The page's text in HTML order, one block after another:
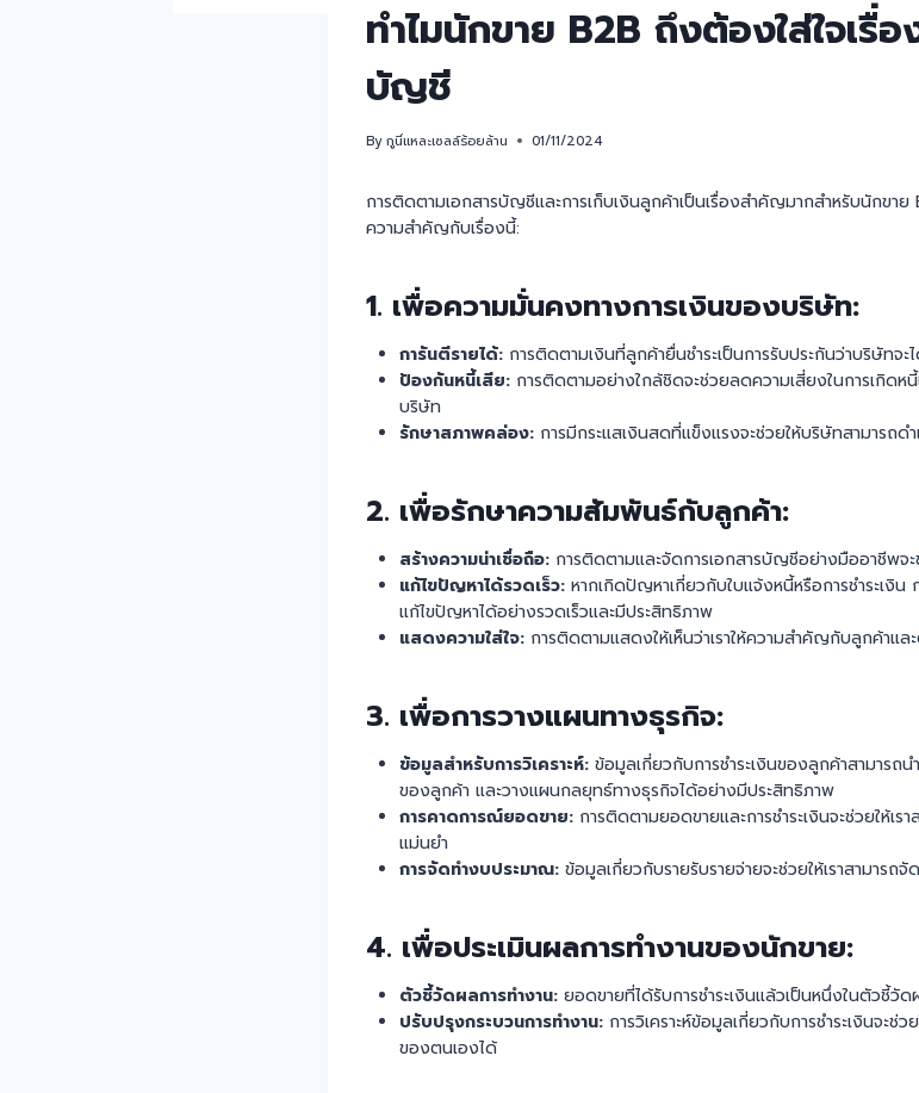
ทำไมนักขาย B2B ถึงต้องใส่ใจเรื่
บัญชี
Byกูนี่แหละเซลล์ร้อยล้าน 01/11/2024
การติดตามเอกสารบัญชีและการเก็บเงินลูกค้าเป็นเรื่องสำคัญมากสำหรับนักข
ความสำคัญกับเรื่องนี้:
1. เพื่อความมั่นคงทางการเงินของบริษัท:
การันตีรายได้: การติดตามเงินที่ลูกค้ายื่นชำระเป็นการรับประกันว่าบริษัทจะ
ป้องกันหนี้เสีย: การติดตามอย่างใกล้ชิดจะช่วยลดความเสี่ยงในการเกิด
บริษัท
รักษาสภาพคล่อง: การมีกระแสเงินสดที่แข็งแรงจะช่วยให้บริษัทสามารถ
2. เพื่อรักษาความสัมพันธ์กับลูกค้า:
สร้างความน่าเชื่อถือ: การติดตามและจัดการเอกสารบัญชีอย่างมืออาชีพจ
แก้ไขปัญหาได้รวดเร็ว: หากเกิดปัญหาเกี่ยวกับใบแจ้งหนี้หรือการชำระเงิน
แก้ไขปัญหาได้อย่างรวดเร็วและมีประสิทธิภาพ
แสดงความใส่ใจ: การติดตามแสดงให้เห็นว่าเราให้ความสำคัญกับลูกค้าแ
3. เพื่อการวางแผนทางธุรกิจ:
ข้อมูลสำหรับการวิเคราะห์: ข้อมูลเกี่ยวกับการชำระเงินของลูกค้าสามารถน
ของลูกค้า และวางแผนกลยุทธ์ทางธุรกิจได้อย่างมีประสิทธิภาพ
การคาดการณ์ยอดขาย: การติดตามยอดขายและการชำระเงินจะช่วยให้เ
แม่นยำ
การจัดทำงบประมาณ: ข้อมูลเกี่ยวกับรายรับรายจ่ายจะช่วยให้เราสามาร
4. เพื่อประเมินผลการทำงานของนักขาย:
ตัวชี้วัดผลการทำงาน: ยอดขายที่ได้รับการชำระเงินแล้วเป็นหนึ่งในตัวชี้
ปรับปรุงกระบวนการทำงาน: การวิเคราะห์ข้อมูลเกี่ยวกับการชำระเงินจะ
ของตนเองได้